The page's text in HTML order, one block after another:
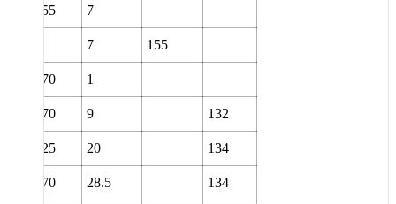
155 7
7 155
170 1
170 9 132
225 20 134
270 28.5 134